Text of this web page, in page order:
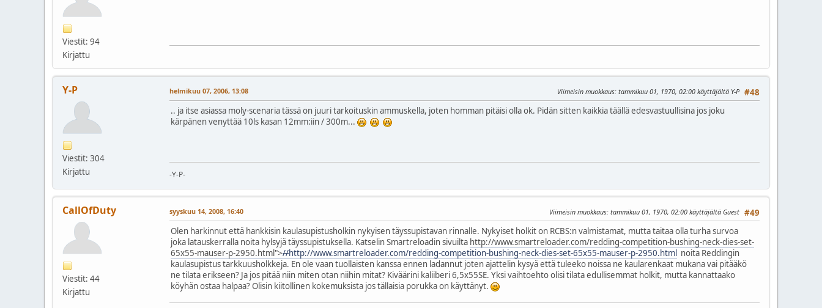
Viestit: 94
Kirjattu
Y-P
Viestit: 304
Kirjattu
#48
helmikuu 07, 2006, 13:08 Viimeisin muokkaus: tammikuu 01, 1970, 02:00 käyttäjältä Y-P
.. ja itse asiassa moly-scenaria tässä on juuri tarkoituskin ammuskella, joten homman pitäisi olla ok. Pidän sitten kaikkia täällä edesvastuullisina jos joku
kärpänen venyttää 10ls kasan 12mm:iin / 300m...
-Y-P-
CallOfDuty
Viestit: 44
Kirjattu
#49
syyskuu 14, 2008, 16:40 Viimeisin muokkaus: tammikuu 01, 1970, 02:00 käyttäjältä Guest
Olen harkinnut että hankkisin kaulasupistusholkin nykyisen täyssupistavan rinnalle. Nykyiset holkit on RCBS:n valmistamat, mutta taitaa olla turha survoa
joka latauskerralla noita hylsyjä täyssupistuksella. Katselin Smartreloadin sivuilta http://www.smartreloader.com/redding-competition-bushing-neck-dies-set-
65x55-mauser-p-2950.html">//http://www.smartreloader.com/redding-competition-bushing-neck-dies-set-65x55-mauser-p-2950.html noita Reddingin
kaulasupistus tarkkuusholkkeja. En ole vaan tuollaisten kanssa ennen ladannut joten ajattelin kysyä että tuleeko noissa ne kaularenkaat mukana vai pitääkö
ne tilata erikseen? Ja jos pitää niin miten otan niihin mitat? Kiväärini kaliiberi 6,5x55SE. Yksi vaihtoehto olisi tilata edullisemmat holkit, mutta kannattaako
köyhän ostaa halpaa? Olisin kiitollinen kokemuksista jos tällaisia porukka on käyttänyt.